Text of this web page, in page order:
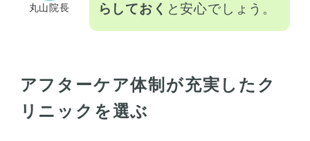
丸山院長
らしておく と安心でしょう。
アフターケア体制が充実したク
リニックを選ぶ